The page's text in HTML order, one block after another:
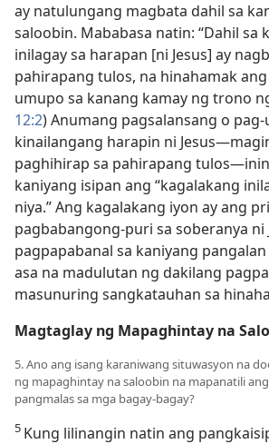
ay natulungang magbata dahil sa
saloobin. Mababasa natin: “Dahil sa
inilagay sa harapan [ni Jesus] ay
pahirapang tulos, na hinahamak
umupo sa kanang kamay ng trono
12:2) Anumang pagsalansang o
kinailangang harapin ni
paghihirap sa pahirapang
kaniyang isipan ang “kagalakang
niya.” Ang kagalakang iyon ay ang
pagbabangong-puri sa soberanya ni
pagpapabanal sa kaniyang
asa na madulutan ng dakilang
masunuring sangkatauhan sa
Magtaglay ng Mapaghintay na
5. Ano ang isang karaniwang situwasyon na
ng mapaghintay na saloobin na mapanatili
pangmalas sa mga bagay-bagay?
5 Kung lilinangin natin ang